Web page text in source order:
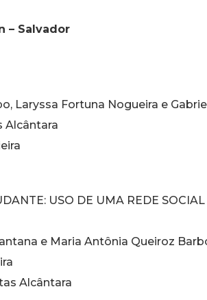
– Salvador
Laryssa Fortuna Nogueira e
Alcântara
USO DE UMA REDE
e Maria Antônia Queiroz
Alcântara